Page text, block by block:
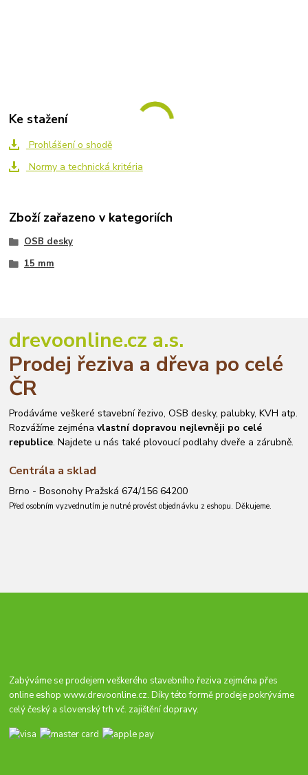
Ke stažení
Prohlášení o shodě
Normy a technická kritéria
Zboží zařazeno v kategoriích
OSB desky
15 mm
drevoonline.cz a.s.
Prodej řeziva a dřeva po celé
ČR
Prodáváme veškeré stavební řezivo, OSB desky, palubky, KVH atp.
Rozvážíme zejménavlastní dopravou nejlevněji po celé
republice. Najdete u nás také plovoucí podlahy dveře a zárubně.
Centrála a sklad
Brno - Bosonohy Pražská 674/156 64200
Před osobním vyzvednutím je nutné provést objednávku z eshopu. Děkujeme.
Zabýváme se prodejem veškerého stavebního řeziva zejména přes
online eshopwww.drevoonline.cz. Díky této formě prodeje pokrýváme
celý český a slovenský trh vč. zajištění dopravy.